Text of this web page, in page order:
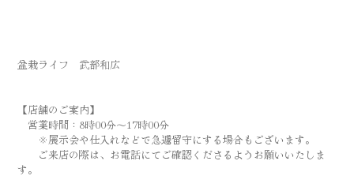
盆栽ライフ 武部和広
【店舗のご案内】
営業時間：8時00分～17時00分
※展示会や仕入れなどで急遽留守にする場合もございます。
ご来店の際は、お電話にてご確認くださるようお願いいたしま
す。